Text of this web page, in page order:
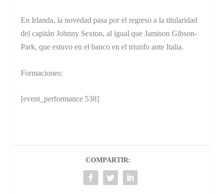
En Irlanda, la novedad pasa por el regreso a la titularidad
del capitán Johnny Sexton, al igual que Jamison Gibson-
Park, que estuvo en el banco en el triunfo ante Italia.
Formaciones:
[event_performance 538]
COMPARTIR: